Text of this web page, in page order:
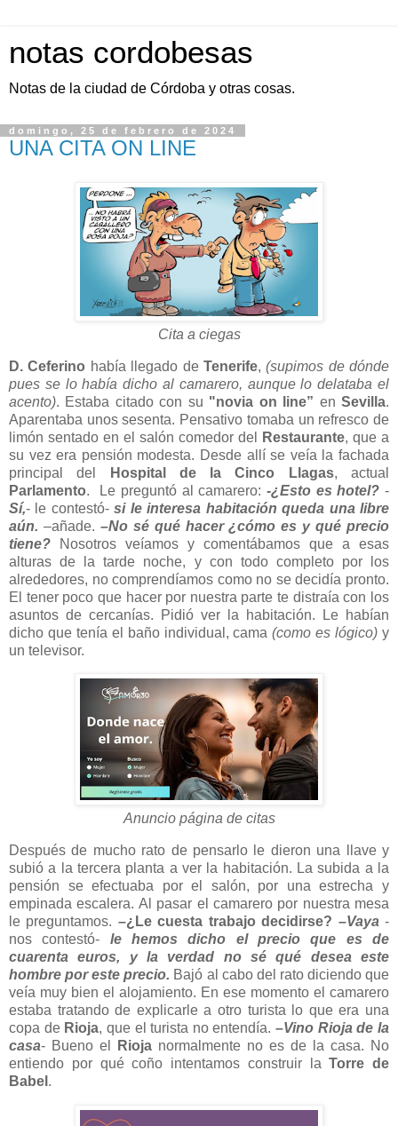
notas cordobesas
Notas de la ciudad de Córdoba y otras cosas.
domingo, 25 de febrero de 2024
UNA CITA ON LINE
Cita a ciegas
D. Ceferino había llegado de Tenerife,(supimos de dónde
pues se lo había dicho al camarero, aunque lo delataba el
acento). Estaba citado con su "novia on line” enSevilla.
Aparentaba unos sesenta. Pensativo tomaba un refresco de
limón sentado en el salón comedor del
Restaurante, que a
su vez era pensión modesta. Desde allí se veía la fachada
principal del
Hospital de la Cinco Llagas, actual
Parlamento. Le preguntó al camarero: -¿Esto es hotel? -
Sí,- le contestó-si le interesa habitación queda una libre
aún. –añade. –No sé qué hacer ¿cómo es y qué precio
tiene? Nosotros veíamos y comentábamos que a esas
alturas de la tarde noche, y con todo completo por los
alrededores, no comprendíamos como no se decidía pronto.
El tener poco que hacer por nuestra parte te distraía con los
asuntos de cercanías. Pidió ver la habitación. Le habían
dicho que tenía el baño individual, cama(como es lógico) y
un televisor.
Anuncio página de citas
Después de mucho rato de pensarlo le dieron una llave y
subió a la tercera planta a ver la habitación. La subida a la
pensión se efectuaba por el salón, por una estrecha y
empinada escalera. Al pasar el camarero por nuestra mesa
le preguntamos. –¿Le cuesta trabajo decidirse? –Vaya -
nos contestó- le hemos dicho el precio que es de
cuarenta euros, y la verdad no sé qué desea este
hombre por este precio. Bajó al cabo del rato diciendo que
veía muy bien el alojamiento. En ese momento el camarero
estaba tratando de explicarle a otro turista lo que era una
copa de Rioja, que el turista no entendía.–Vino Rioja de la
casa- Bueno el Rioja normalmente no es de la casa. No
entiendo por qué coño intentamos construir laTorre de
Babel .